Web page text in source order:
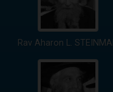
Rav Aharon L.